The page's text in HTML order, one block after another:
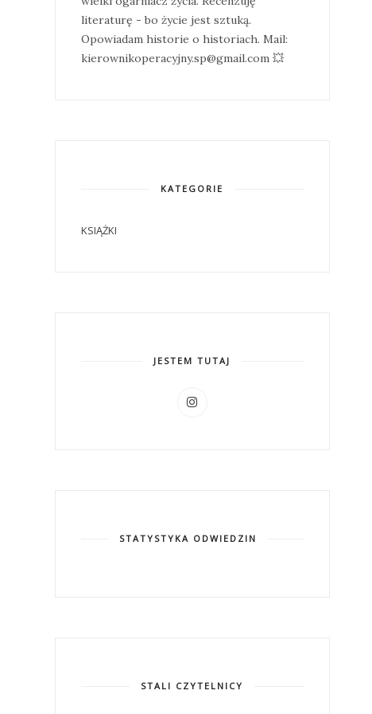
literaturę - bo życie jest sztuką.
Opowiadam historie o historiach. Mail:
kierownikoperacyjny.sp@gmail.com 💥
KATEGORIE
KSIĄŻKI
JESTEM TUTAJ
STATYSTYKA ODWIEDZIN
STALI CZYTELNICY